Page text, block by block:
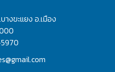
างขะแยง อ.เมือง